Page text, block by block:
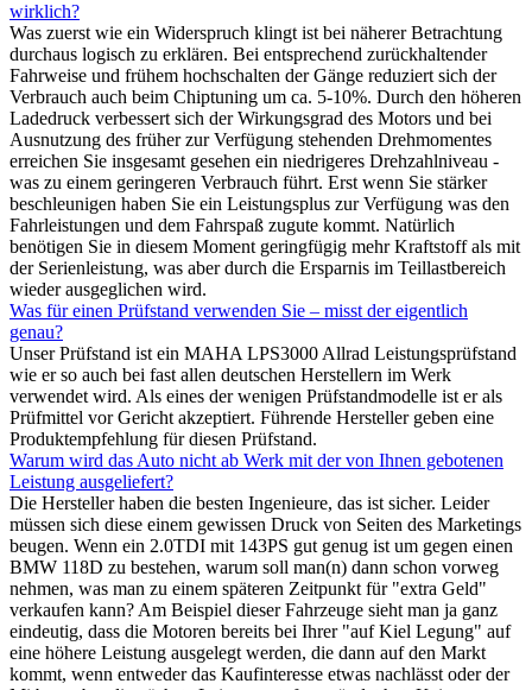
wirklich?
Was zuerst wie ein Widerspruch klingt ist bei näherer Betrachtung
durchaus logisch zu erklären. Bei entsprechend zurückhaltender
Fahrweise und frühem hochschalten der Gänge reduziert sich der
Verbrauch auch beim Chiptuning um ca. 5-10%. Durch den höheren
Ladedruck verbessert sich der Wirkungsgrad des Motors und bei
Ausnutzung des früher zur Verfügung stehenden Drehmomentes
erreichen Sie insgesamt gesehen ein niedrigeres Drehzahlniveau -
was zu einem geringeren Verbrauch führt. Erst wenn Sie stärker
beschleunigen haben Sie ein Leistungsplus zur Verfügung was den
Fahrleistungen und dem Fahrspaß zugute kommt. Natürlich
benötigen Sie in diesem Moment geringfügig mehr Kraftstoff als mit
der Serienleistung, was aber durch die Ersparnis im Teillastbereich
wieder ausgeglichen wird.
Was für einen Prüfstand verwenden Sie – misst der eigentlich
genau?
Unser Prüfstand ist ein MAHA LPS3000 Allrad Leistungsprüfstand
wie er so auch bei fast allen deutschen Herstellern im Werk
verwendet wird. Als eines der wenigen Prüfstandmodelle ist er als
Prüfmittel vor Gericht akzeptiert. Führende Hersteller geben eine
Produktempfehlung für diesen Prüfstand.
Warum wird das Auto nicht ab Werk mit der von Ihnen gebotenen
Leistung ausgeliefert?
Die Hersteller haben die besten Ingenieure, das ist sicher. Leider
müssen sich diese einem gewissen Druck von Seiten des Marketings
beugen. Wenn ein 2.0TDI mit 143PS gut genug ist um gegen einen
BMW 118D zu bestehen, warum soll man(n) dann schon vorweg
nehmen, was man zu einem späteren Zeitpunkt für "extra Geld"
verkaufen kann? Am Beispiel dieser Fahrzeuge sieht man ja ganz
eindeutig, dass die Motoren bereits bei Ihrer "auf Kiel Legung" auf
eine höhere Leistung ausgelegt werden, die dann auf den Markt
kommt, wenn entweder das Kaufinteresse etwas nachlässt oder der